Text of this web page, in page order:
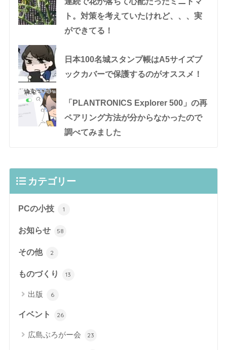
ト。対策を考えていたけれど、、、実
ができてる！
日本100名城スタンプ帳はA5サイズブ
ックカバーで保護するのがオススメ！
「PLANTRONICS Explorer 500」の再
ペアリング方法が分からなかったので
調べてみました
カテゴリー
PCの小技 1
お知らせ 58
その他 2
ものづくり 13
出版 6
イベント 26
広島ぶろがー会 23